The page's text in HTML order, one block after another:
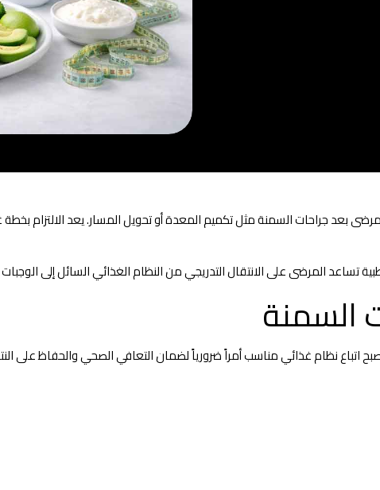
بعد جراحات السمنة مثل تكميم المعدة أو تحويل المسار. يعد الالتزام بخطة
تساعد المرضى على الانتقال التدريجي من النظام الغذائي السائل إلى
السمنة
اتباع نظام غذائي مناسب أمراً ضرورياً لضمان التعافي الصحي والحفاظ على